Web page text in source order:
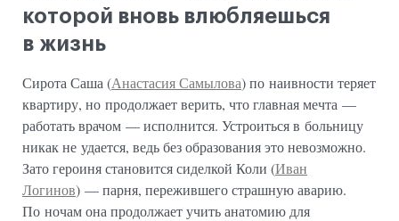
которой вновь влюбляешься
в жизнь
Сирота Саша (Анастасия Самылова) по наивности теряет
квартиру, но продолжает верить, что главная мечта —
работать врачом — исполнится. Устроиться в больницу
никак не удается, ведь без образования это невозможно.
Зато героиня становится сиделкой Коли (Иван
Логинов) — парня, пережившего страшную аварию.
По ночам она продолжает учить анатомию для